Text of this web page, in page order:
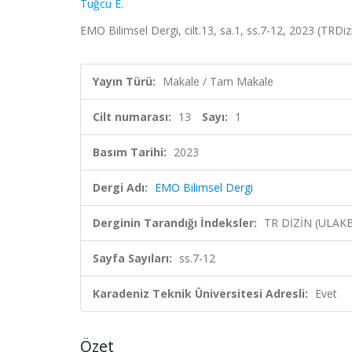
Tuğcu E.
EMO Bilimsel Dergi, cilt.13, sa.1, ss.7-12, 2023
Yayın Türü: Makale / Tam Makale
Cilt numarası: 13 Sayı: 1
Basım Tarihi: 2023
Dergi Adı: EMO Bilimsel Dergi
Derginin Tarandığı İndeksler: TR DİZİN
Sayfa Sayıları: ss.7-12
Karadeniz Teknik Üniversitesi Adresli: Evet
Özet